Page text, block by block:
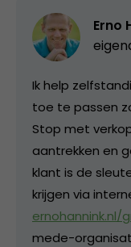
Erno
Ik help
toe te passen
Stop met
aantrekken en
klant is de
krijgen via
ernohannink.nl/
mede-